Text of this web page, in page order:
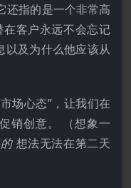
还指的是一个非常高
客户永远不会忘记
以及为什么他应该从
场心态”，让我们在
销创意。 （想象一
想法无法在第二天